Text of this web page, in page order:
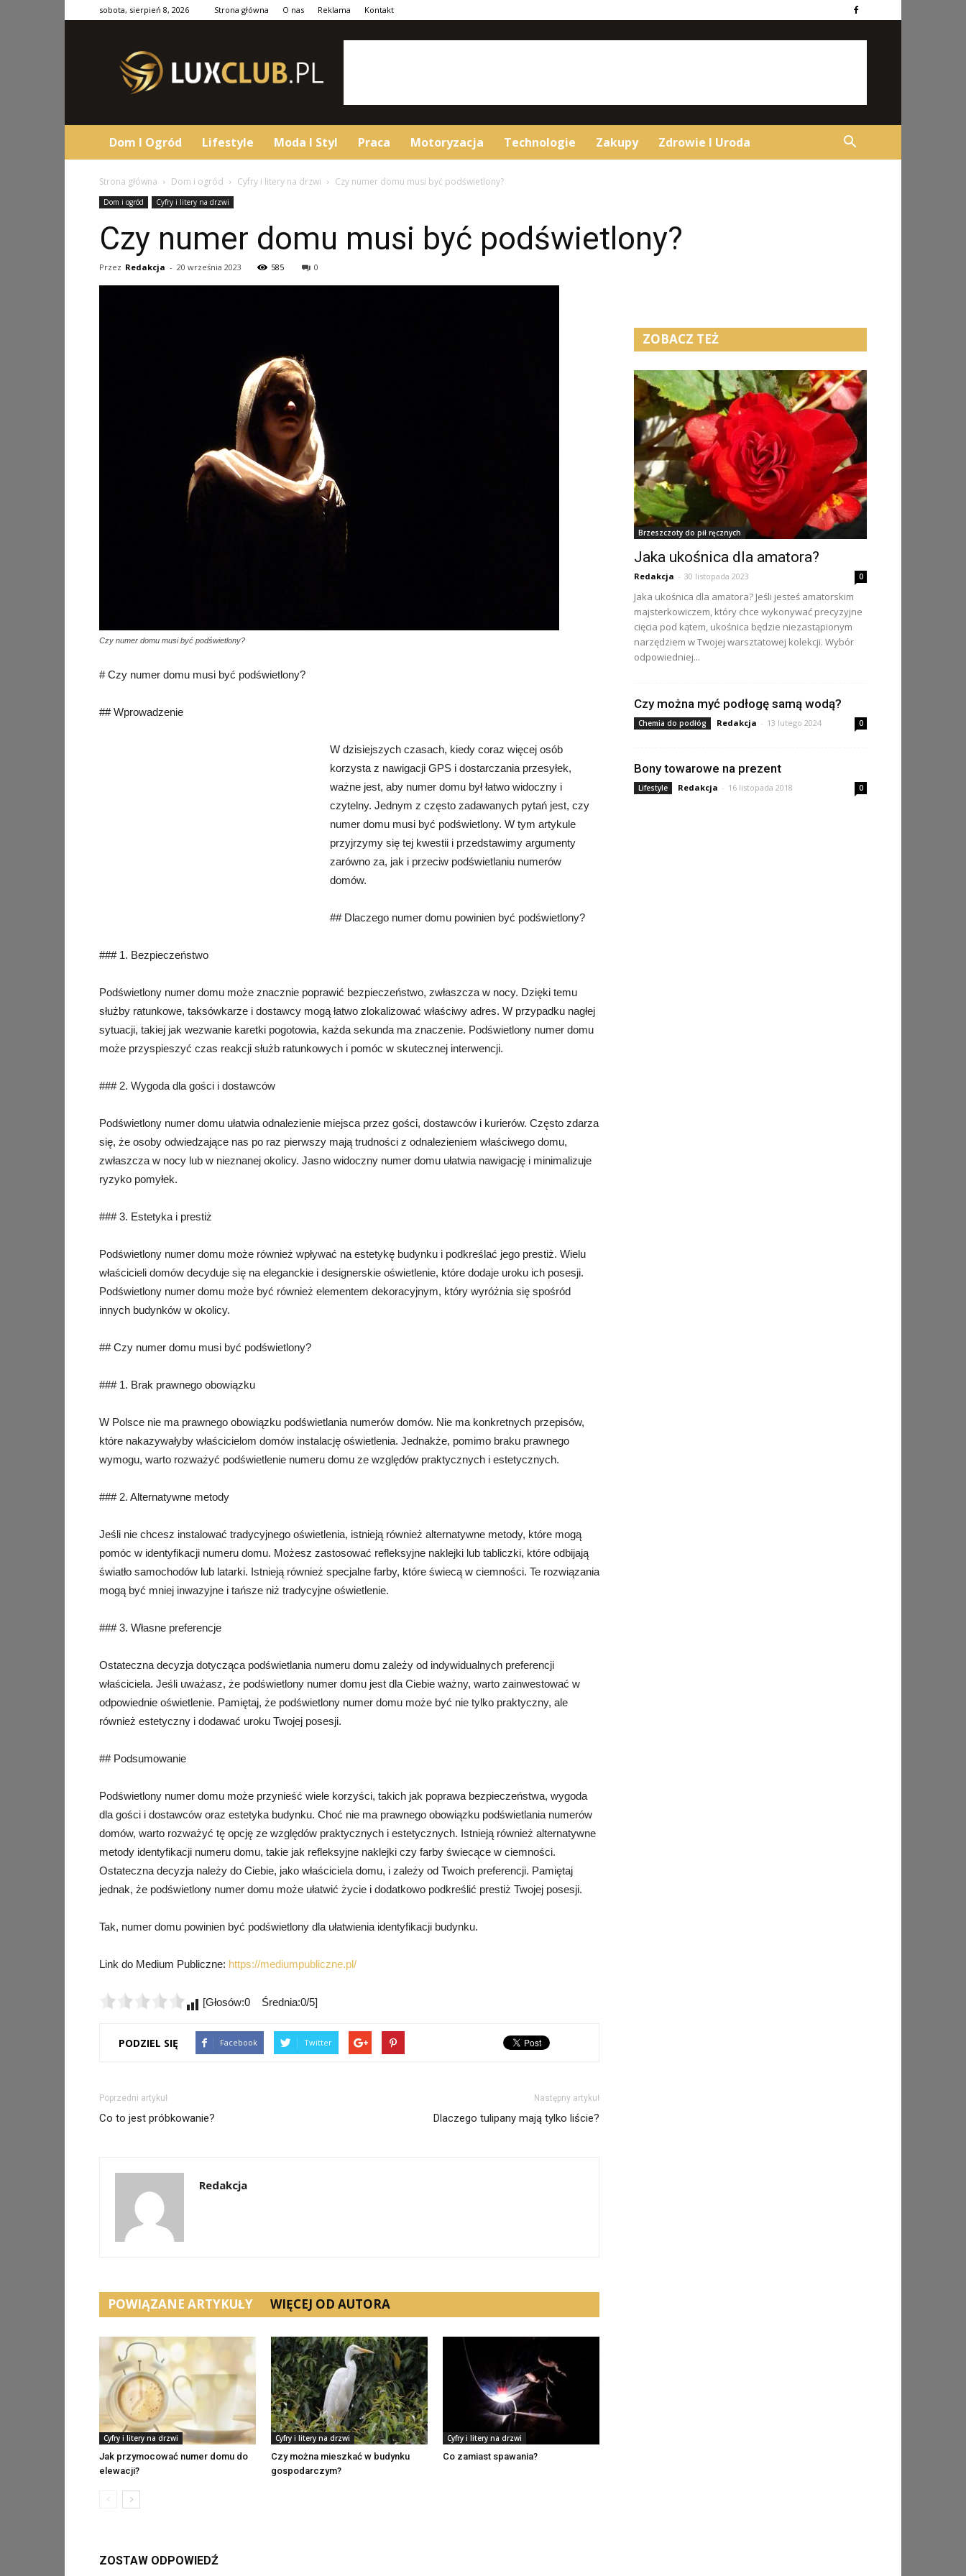
sobota, sierpień 8, 2026 Strona główna O nas Reklama Kontakt
Dom I Ogród Lifestyle Moda I Styl Praca Motoryzacja Technologie Zakupy Zdrowie I Uroda
Strona główna Dom i ogród Cyfry i litery na drzwi Czy numer domu musi być podświetlony?
Dom i ogród Cyfry i litery na drzwi
Czy numer domu musi być podświetlony?
Przez Redakcja - 20 września 2023 585 0
Czy numer domu musi być podświetlony?
# Czy numer domu musi być podświetlony?
## Wprowadzenie
W dzisiejszych czasach, kiedy coraz więcej osób
korzysta z nawigacji GPS i dostarczania przesyłek,
ważne jest, aby numer domu był łatwo widoczny i
czytelny. Jednym z często zadawanych pytań jest, czy
numer domu musi być podświetlony. W tym artykule
przyjrzymy się tej kwestii i przedstawimy argumenty
zarówno za, jak i przeciw podświetlaniu numerów
domów.
## Dlaczego numer domu powinien być podświetlony?
### 1. Bezpieczeństwo
Podświetlony numer domu może znacznie poprawić bezpieczeństwo, zwłaszcza w nocy. Dzięki temu
służby ratunkowe, taksówkarze i dostawcy mogą łatwo zlokalizować właściwy adres. W przypadku nagłej
sytuacji, takiej jak wezwanie karetki pogotowia, każda sekunda ma znaczenie. Podświetlony numer domu
może przyspieszyć czas reakcji służb ratunkowych i pomóc w skutecznej interwencji.
### 2. Wygoda dla gości i dostawców
Podświetlony numer domu ułatwia odnalezienie miejsca przez gości, dostawców i kurierów. Często zdarza
się, że osoby odwiedzające nas po raz pierwszy mają trudności z odnalezieniem właściwego domu,
zwłaszcza w nocy lub w nieznanej okolicy. Jasno widoczny numer domu ułatwia nawigację i minimalizuje
ryzyko pomyłek.
### 3. Estetyka i prestiż
Podświetlony numer domu może również wpływać na estetykę budynku i podkreślać jego prestiż. Wielu
właścicieli domów decyduje się na eleganckie i designerskie oświetlenie, które dodaje uroku ich posesji.
Podświetlony numer domu może być również elementem dekoracyjnym, który wyróżnia się spośród
innych budynków w okolicy.
## Czy numer domu musi być podświetlony?
### 1. Brak prawnego obowiązku
W Polsce nie ma prawnego obowiązku podświetlania numerów domów. Nie ma konkretnych przepisów,
które nakazywałyby właścicielom domów instalację oświetlenia. Jednakże, pomimo braku prawnego
wymogu, warto rozważyć podświetlenie numeru domu ze względów praktycznych i estetycznych.
### 2. Alternatywne metody
Jeśli nie chcesz instalować tradycyjnego oświetlenia, istnieją również alternatywne metody, które mogą
pomóc w identyfikacji numeru domu. Możesz zastosować refleksyjne naklejki lub tabliczki, które odbijają
światło samochodów lub latarki. Istnieją również specjalne farby, które świecą w ciemności. Te rozwiązania
mogą być mniej inwazyjne i tańsze niż tradycyjne oświetlenie.
### 3. Własne preferencje
Ostateczna decyzja dotycząca podświetlania numeru domu zależy od indywidualnych preferencji
właściciela. Jeśli uważasz, że podświetlony numer domu jest dla Ciebie ważny, warto zainwestować w
odpowiednie oświetlenie. Pamiętaj, że podświetlony numer domu może być nie tylko praktyczny, ale
również estetyczny i dodawać uroku Twojej posesji.
## Podsumowanie
Podświetlony numer domu może przynieść wiele korzyści, takich jak poprawa bezpieczeństwa, wygoda
dla gości i dostawców oraz estetyka budynku. Choć nie ma prawnego obowiązku podświetlania numerów
domów, warto rozważyć tę opcję ze względów praktycznych i estetycznych. Istnieją również alternatywne
metody identyfikacji numeru domu, takie jak refleksyjne naklejki czy farby świecące w ciemności.
Ostateczna decyzja należy do Ciebie, jako właściciela domu, i zależy od Twoich preferencji. Pamiętaj
jednak, że podświetlony numer domu może ułatwić życie i dodatkowo podkreślić prestiż Twojej posesji.
Tak, numer domu powinien być podświetlony dla ułatwienia identyfikacji budynku.
Link do Medium Publiczne: https://mediumpubliczne.pl/
[Głosów:0 Średnia:0/5]
PODZIEL SIĘ Facebook Twitter
Poprzedni artykuł
Co to jest próbkowanie?
Następny artykuł
Dlaczego tulipany mają tylko liście?
Redakcja
POWIĄZANE ARTYKUŁY WIĘCEJ OD AUTORA
Cyfry i litery na drzwi
Jak przymocować numer domu do
elewacji?
Cyfry i litery na drzwi
Czy można mieszkać w budynku
gospodarczym?
Cyfry i litery na drzwi
Co zamiast spawania?
ZOSTAW ODPOWIEDŹ
ZOBACZ TEŻ
Brzeszczoty do pił ręcznych
Jaka ukośnica dla amatora?
Redakcja - 30 listopada 2023 0
Jaka ukośnica dla amatora? Jeśli jesteś amatorskim
majsterkowiczem, który chce wykonywać precyzyjne
cięcia pod kątem, ukośnica będzie niezastąpionym
narzędziem w Twojej warsztatowej kolekcji. Wybór
odpowiedniej...
Czy można myć podłogę samą wodą?
Chemia do podłóg Redakcja - 13 lutego 2024 0
Bony towarowe na prezent
Lifestyle Redakcja - 16 listopada 2018 0